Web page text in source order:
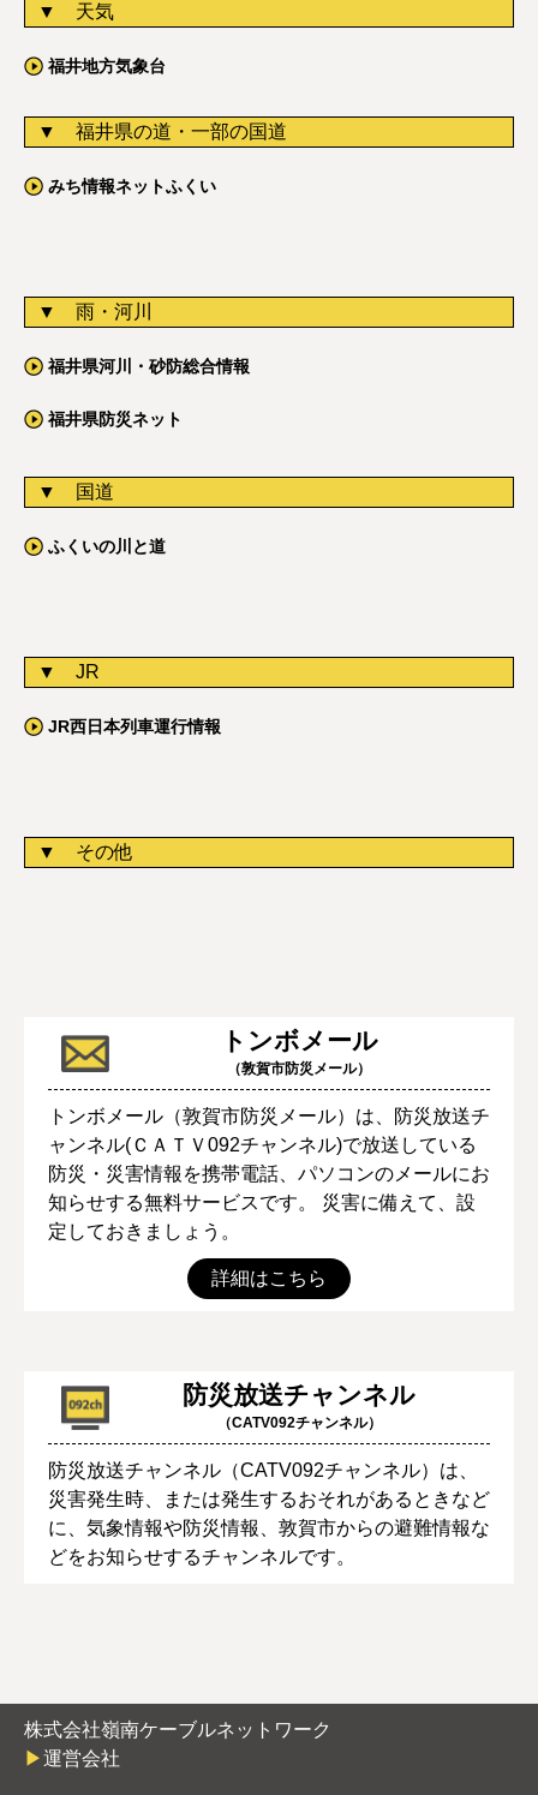
天気
福井地方気象台
国道
ふくいの川と道
JR
JR西日本列車運行情報
その他
福井県の道・一部の国道
みち情報ネットふくい
雨・河川
福井県河川・砂防総合情報
福井県防災ネット
トンボメール
（敦賀市防災メール）
トンボメール（敦賀市防災メール）は、防災放送チ
ャンネル(ＣＡＴＶ092チャンネル)で放送している
防災・災害情報を携帯電話、パソコンのメールにお
知らせする無料サービスです。 災害に備えて、設
定しておきましょう。
詳細はこちら
防災放送チャンネル
（CATV092チャンネル）
防災放送チャンネル（CATV092チャンネル）は、
災害発生時、または発生するおそれがあるときなど
に、気象情報や防災情報、敦賀市からの避難情報な
どをお知らせするチャンネルです。
株式会社嶺南ケーブルネットワーク
運営会社